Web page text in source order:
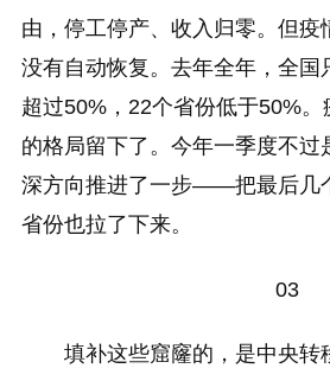
由，停工停产、收入归零。但疫
没有自动恢复。去年全年，全国
超过50%，22个省份低于50%
的格局留下了。今年一季度不过
深方向推进了一步——把最后几
省份也拉了下来。
03
填补这些窟窿的，是中央转